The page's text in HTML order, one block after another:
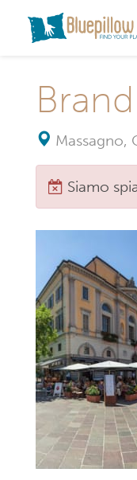
Massagno,
Siamo